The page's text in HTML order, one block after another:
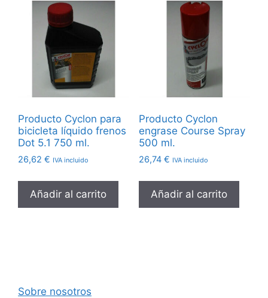
Producto Cyclon para
bicicleta líquido frenos
Dot 5.1 750 ml.
26,62 € IVA incluido
Añadir al carrito
Producto Cyclon
engrase Course Spray
500 ml.
26,74 € IVA incluido
Añadir al carrito
Sobre nosotros